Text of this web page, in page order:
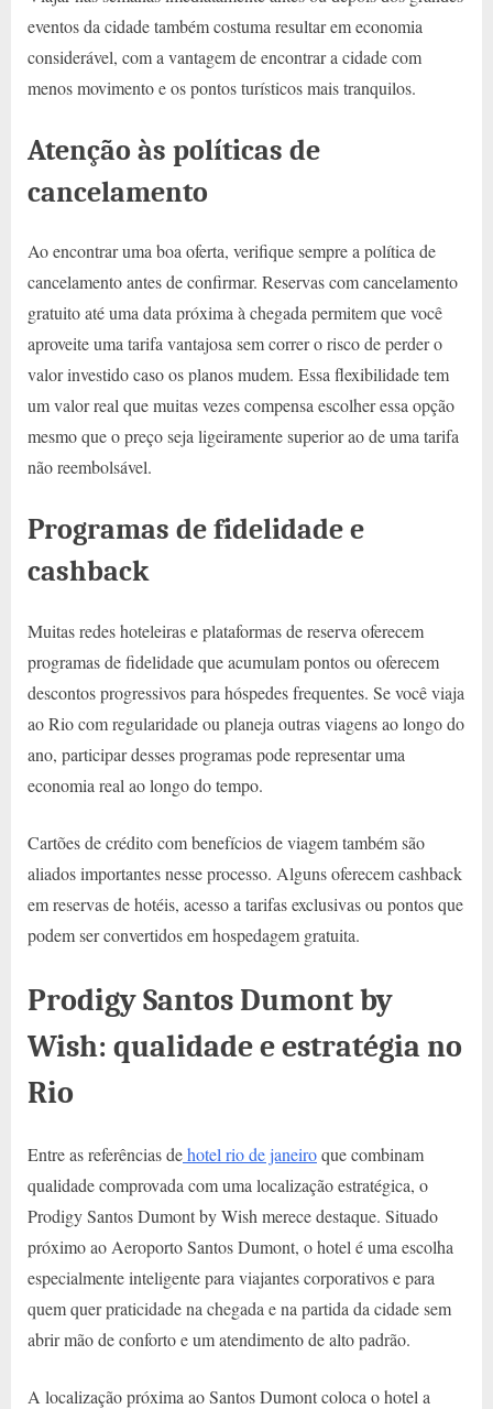
eventos da cidade também costuma resultar em economia
considerável, com a vantagem de encontrar a cidade com
menos movimento e os pontos turísticos mais tranquilos.
Atenção às políticas de
cancelamento
Ao encontrar uma boa oferta, verifique sempre a política de
cancelamento antes de confirmar. Reservas com cancelamento
gratuito até uma data próxima à chegada permitem que você
aproveite uma tarifa vantajosa sem correr o risco de perder o
valor investido caso os planos mudem. Essa flexibilidade tem
um valor real que muitas vezes compensa escolher essa opção
mesmo que o preço seja ligeiramente superior ao de uma tarifa
não reembolsável.
Programas de fidelidade e
cashback
Muitas redes hoteleiras e plataformas de reserva oferecem
programas de fidelidade que acumulam pontos ou oferecem
descontos progressivos para hóspedes frequentes. Se você viaja
ao Rio com regularidade ou planeja outras viagens ao longo do
ano, participar desses programas pode representar uma
economia real ao longo do tempo.
Cartões de crédito com benefícios de viagem também são
aliados importantes nesse processo. Alguns oferecem cashback
em reservas de hotéis, acesso a tarifas exclusivas ou pontos que
podem ser convertidos em hospedagem gratuita.
Prodigy Santos Dumont by
Wish: qualidade e estratégia no
Rio
Entre as referências dehotel rio de janeiroque combinam
qualidade comprovada com uma localização estratégica, o
Prodigy Santos Dumont by Wish merece destaque. Situado
próximo ao Aeroporto Santos Dumont, o hotel é uma escolha
especialmente inteligente para viajantes corporativos e para
quem quer praticidade na chegada e na partida da cidade sem
abrir mão de conforto e um atendimento de alto padrão.
A localização próxima ao Santos Dumont coloca o hotel a